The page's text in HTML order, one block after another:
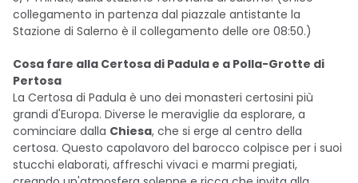
collegamento in partenza dal piazzale antistante la
Stazione di Salerno è il collegamento delle ore 08:50.)
Cosa fare alla Certosa di Padula e a Polla-Grotte di
Pertosa
La Certosa di Padula è uno dei monasteri certosini più
grandi d'Europa. Diverse le meraviglie da esplorare, a
cominciare dalla Chiesa, che si erge al centro della
certosa. Questo capolavoro del barocco colpisce per i suoi
stucchi elaborati, affreschi vivaci e marmi pregiati,